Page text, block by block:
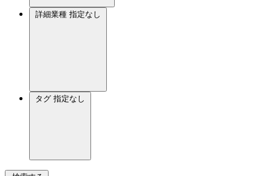
詳細業種 指定なし
タグ 指定なし